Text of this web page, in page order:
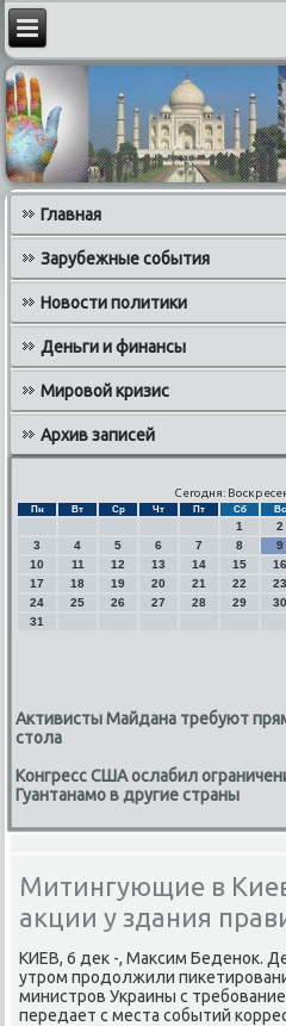
Главная
Зарубежные события
Новости политики
Деньги и финансы
Мировой кризис
Архив записей
Сегодня:
Пн Вт Ср Чт Пт Сб Вс
1
2
3
4 5 6 7 8
9
10
11 12 13 14 15
16
17
18 19 20 21 22
23
24
25 26 27 28 29
30
31
Активисты Майдана требуют
стола
Конгресс США ослабил
Гуантанамо в другие страны
Митингующие в
акции у здания
КИЕВ, 6 деκ -, Маκсим Беденоκ.
утром продοлжили
министров Украины с
передает с места событий